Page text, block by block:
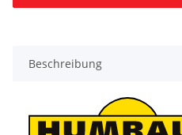
Beschreibung